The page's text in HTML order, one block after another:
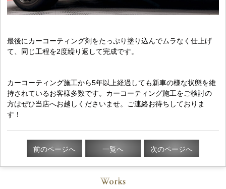
最後にカーコーティング剤をたっぷり塗り込んでムラなく仕上げ
て、同じ工程を2度繰り返して完成です。
カーコーティング施工から5年以上経過しても新車の様な状態を維
持されているお客様多数です。カーコーティング施工をご検討の
方はぜひ当店へお越しくださいませ。ご連絡お待ちしておりま
す！
前のページへ 一覧へ 次のページへ